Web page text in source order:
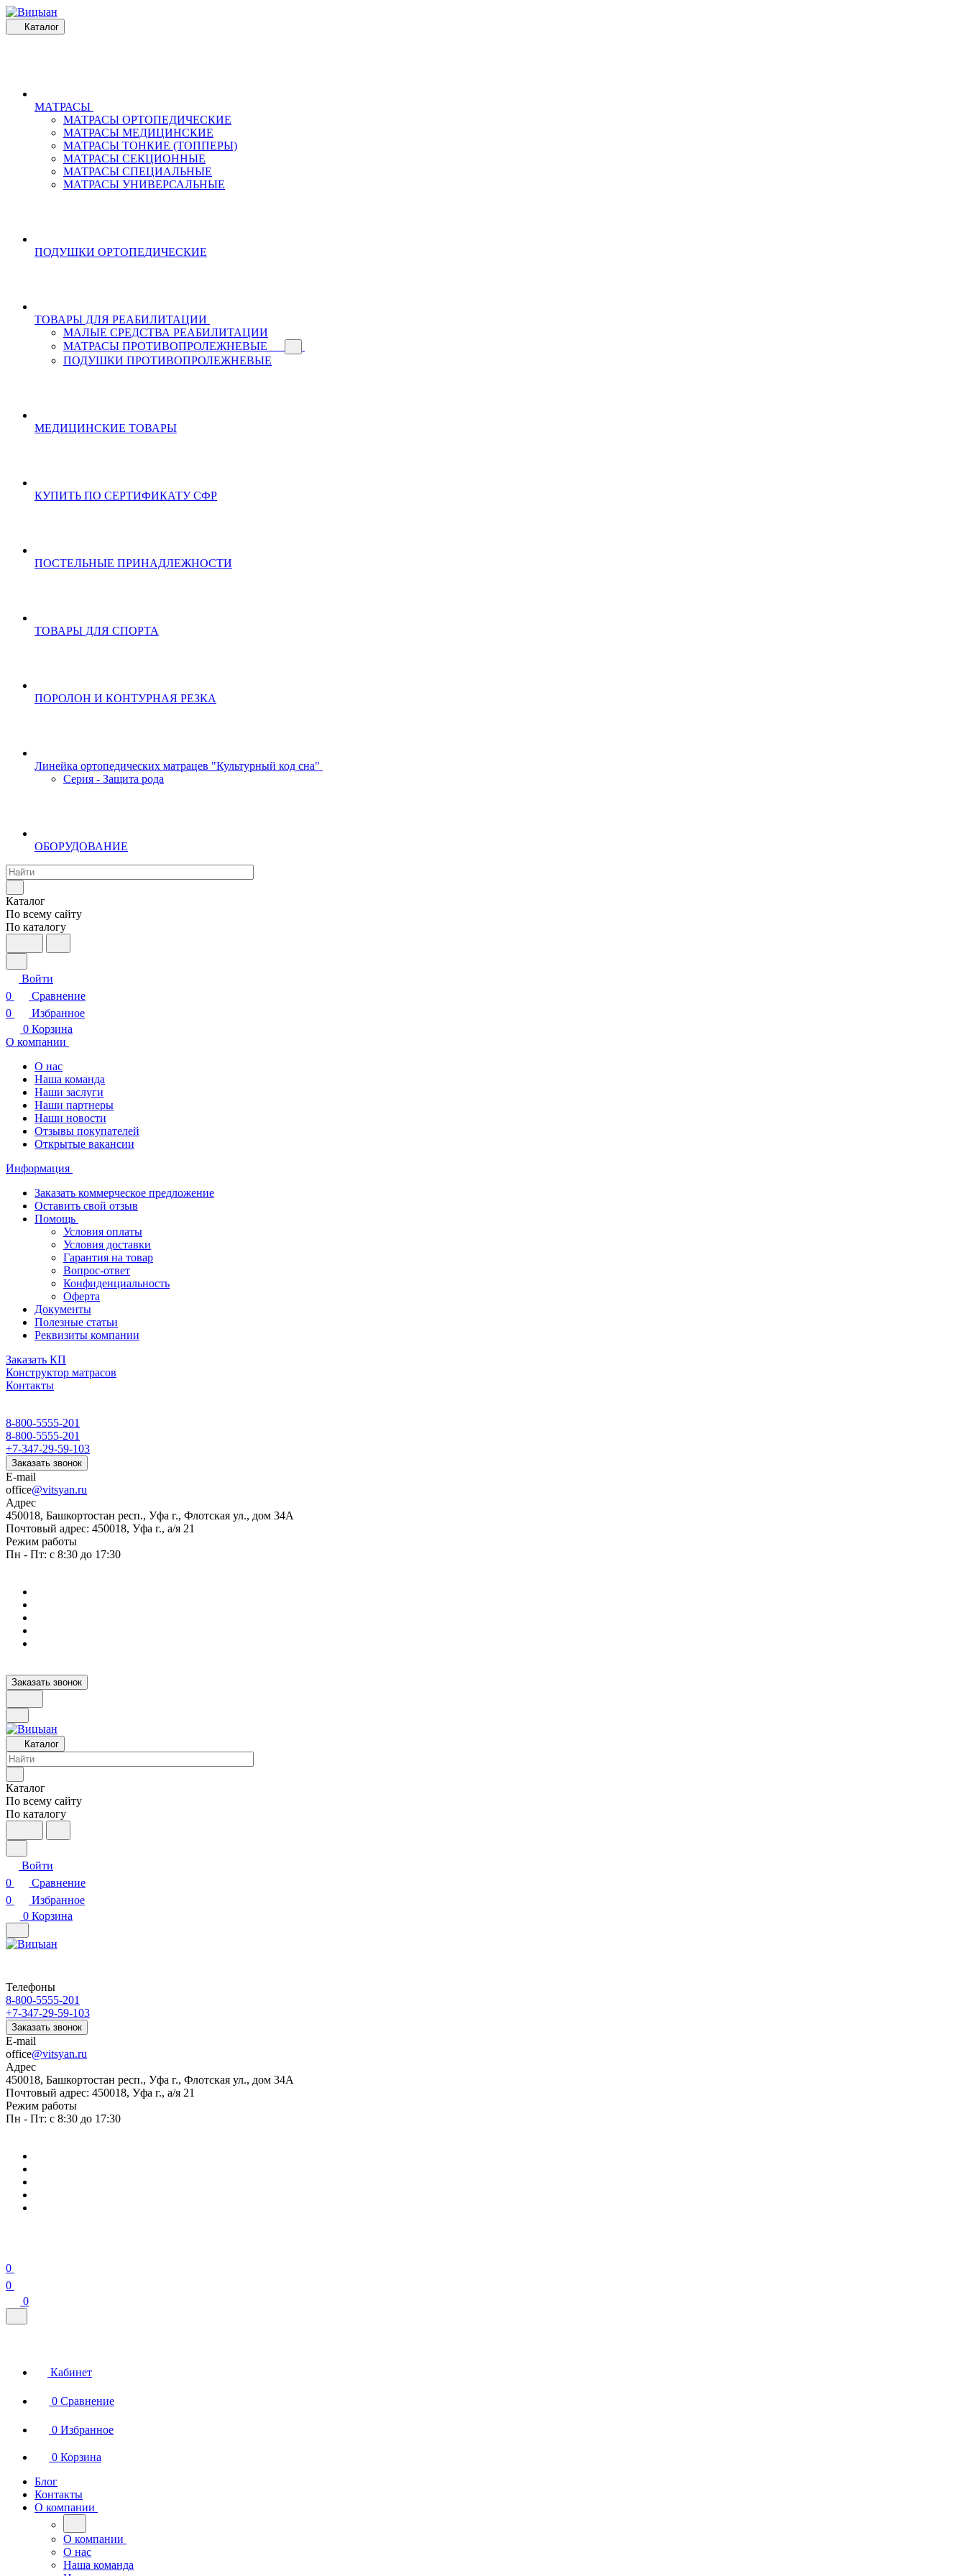
Каталог
МАТРАСЫ
МАТРАСЫ ОРТОПЕДИЧЕСКИЕ
МАТРАСЫ МЕДИЦИНСКИЕ
МАТРАСЫ ТОНКИЕ (ТОППЕРЫ)
МАТРАСЫ СЕКЦИОННЫЕ
МАТРАСЫ СПЕЦИАЛЬНЫЕ
МАТРАСЫ УНИВЕРСАЛЬНЫЕ
ПОДУШКИ ОРТОПЕДИЧЕСКИЕ
ТОВАРЫ ДЛЯ РЕАБИЛИТАЦИИ
МАЛЫЕ СРЕДСТВА РЕАБИЛИТАЦИИ
МАТРАСЫ ПРОТИВОПРОЛЕЖНЕВЫЕ
ПОДУШКИ ПРОТИВОПРОЛЕЖНЕВЫЕ
МЕДИЦИНСКИЕ ТОВАРЫ
КУПИТЬ ПО СЕРТИФИКАТУ СФР
ПОСТЕЛЬНЫЕ ПРИНАДЛЕЖНОСТИ
ТОВАРЫ ДЛЯ СПОРТА
ПОРОЛОН И КОНТУРНАЯ РЕЗКА
Линейка ортопедических матрацев "Культурный код сна"
Серия - Защита рода
ОБОРУДОВАНИЕ
Каталог
По всему сайту
По каталогу
Войти
0
Сравнение
0
Избранное
0 Корзина
О компании
О нас
Наша команда
Наши заслуги
Наши партнеры
Наши новости
Отзывы покупателей
Открытые вакансии
Информация
Заказать коммерческое предложение
Оставить свой отзыв
Помощь
Условия оплаты
Условия доставки
Гарантия на товар
Вопрос-ответ
Конфиденциальность
Оферта
Документы
Полезные статьи
Реквизиты компании
Заказать КП
Конструктор матрасов
Контакты
8-800-5555-201
8-800-5555-201
+7-347-29-59-103
Заказать звонок
E-mail
office@vitsyan.ru
Адрес
450018, Башкортостан респ., Уфа г., Флотская ул., дом 34А
Почтовый адрес: 450018, Уфа г., а/я 21
Режим работы
Пн - Пт: с 8:30 до 17:30
Заказать звонок
Каталог
Каталог
По всему сайту
По каталогу
Войти
0
Сравнение
0
Избранное
0 Корзина
Телефоны
8-800-5555-201
+7-347-29-59-103
Заказать звонок
E-mail
office@vitsyan.ru
Адрес
450018, Башкортостан респ., Уфа г., Флотская ул., дом 34А
Почтовый адрес: 450018, Уфа г., а/я 21
Режим работы
Пн - Пт: с 8:30 до 17:30
0
0
0
Кабинет
0 Сравнение
0 Избранное
0 Корзина
Блог
Контакты
О компании
О компании
О нас
Наша команда